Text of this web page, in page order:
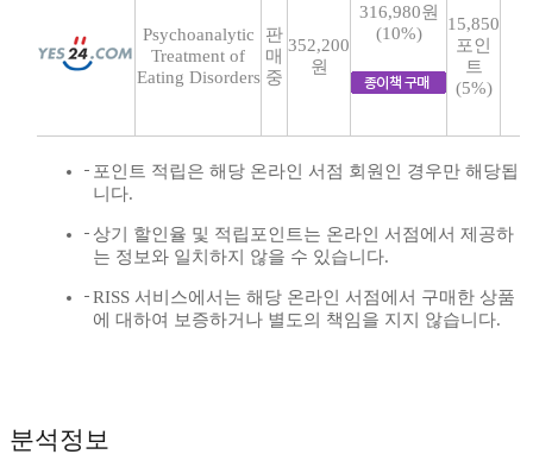
Psychoanalytic
Treatment of
Eating Disorders
판
매
중
352,200
원
316,980원
(10%)
15,850
포인
트
(5%)
포인트 적립은 해당 온라인 서점 회원인 경우만 해당됩
니다.
상기 할인율 및 적립포인트는 온라인 서점에서 제공하
는 정보와 일치하지 않을 수 있습니다.
RISS 서비스에서는 해당 온라인 서점에서 구매한 상품
에 대하여 보증하거나 별도의 책임을 지지 않습니다.
분석정보